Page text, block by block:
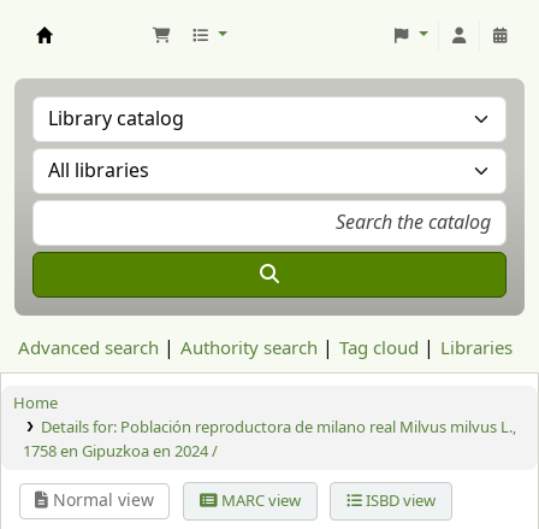
Advanced search Authority search Tag cloud Libraries
Home
Details for: Población reproductora de milano real Milvus milvus L.,
1758 en Gipuzkoa en 2024 /
Normal view MARC view ISBD view